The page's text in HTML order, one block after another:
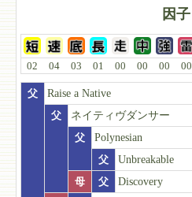
因子
02 04 03 01 00 00 00 00
父
Raise a Native
父
ネイティヴダンサー
父
Polynesian
父
Unbreakable
母
父
Discovery